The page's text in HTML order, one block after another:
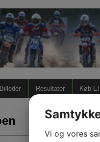
Billeder Resultater Køb
Vi og vores